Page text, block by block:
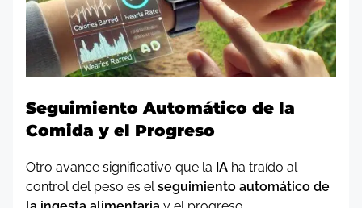
Seguimiento Automático de la
Comida y el Progreso
Otro avance significativo que la IA ha traído al
control del peso es elseguimiento automático de